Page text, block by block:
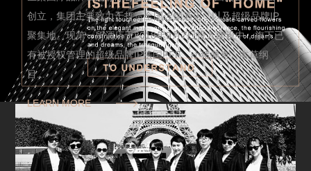
创立，集团主要致力于打造全国连锁酒店，以及超级品牌IP
聚集地。现第一所酒店于2018年9月7日投入建设中，旗下已
有被授权管理的超级品牌IP法国FFF、小猪佩奇、本草纲
目...
LEARN MORE